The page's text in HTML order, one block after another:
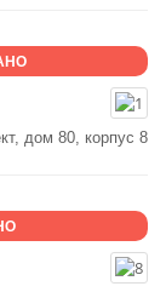
дом 80, корпус 8